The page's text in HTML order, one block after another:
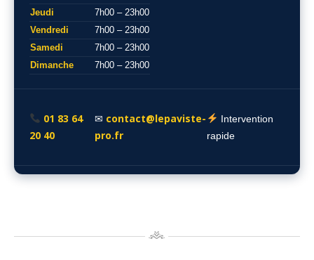
Jeudi
7h00 – 23h00
Vendredi
7h00 – 23h00
Samedi
7h00 – 23h00
Dimanche
7h00 – 23h00
01 83 64
20 40
✉ contact@lepaviste-
pro.fr
Intervention
rapide